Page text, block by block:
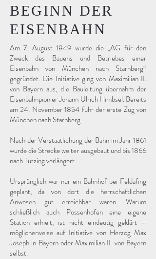
BEGINN DER
EISENBAHN
Am 7. August 1849 wurde die „AG für den
Zweck des Bauens und Betriebes einer
Eisenbahn von München nach Starnberg“
gegründet. Die Initiative ging von Maximilian II.
von Bayern aus, die Bauleitung übernahm der
Eisenbahnpionier Johann Ulrich Himbsel. Bereits
am 24. November 1854 fuhr der erste Zug von
München nach Starnberg.
Nach der Verstaatlichung der Bahn im Jahr 1861
wurde die Strecke weiter ausgebaut und bis 1866
nach Tutzing verlängert.
Ursprünglich war nur ein Bahnhof bei Feldafing
geplant, da von dort die herrschaftlichen
Anwesen gut erreichbar waren. Warum
schließlich auch Possenhofen eine eigene
Station erhielt, ist nicht eindeutig geklärt –
möglicherweise auf Initiative von Herzog Max
Joseph in Bayern oder Maximilian II. von Bayern
selbst.